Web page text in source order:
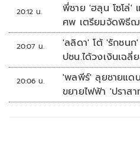
20:12 น.
พี่ชาย 'ฮลุน โซโล่'
ศพ เตรียมจัดพิธีฌ
20:07 น.
'ลลิดา' โต้ 'รักชน
ปชน.ได้วงเงินเฉลี่
20:06 น.
'พลพีร์' ลุยชายแด
ขยายไฟฟ้า 'ปราส